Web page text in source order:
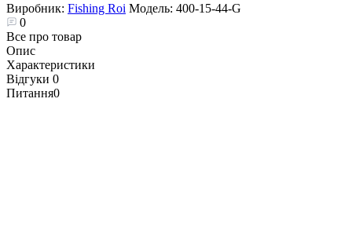
Виробник: Fishing Roi Модель: 400-15-44-G
0
Все про товар
Опис
Характеристики
Відгуки 0
Питання0